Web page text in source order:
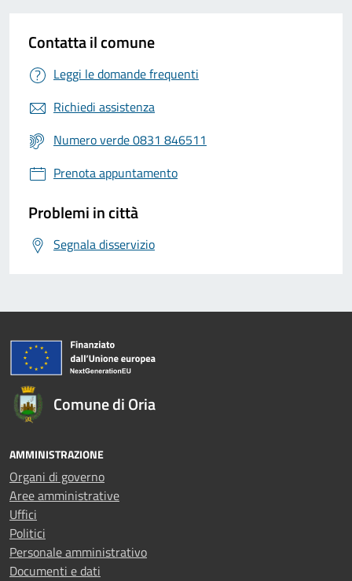
Contatta il comune
Leggi le domande frequenti
Richiedi assistenza
Numero verde 0831 846511
Prenota appuntamento
Problemi in città
Segnala disservizio
Comune di Oria
AMMINISTRAZIONE
Organi di governo
Aree amministrative
Uffici
Politici
Personale amministrativo
Documenti e dati